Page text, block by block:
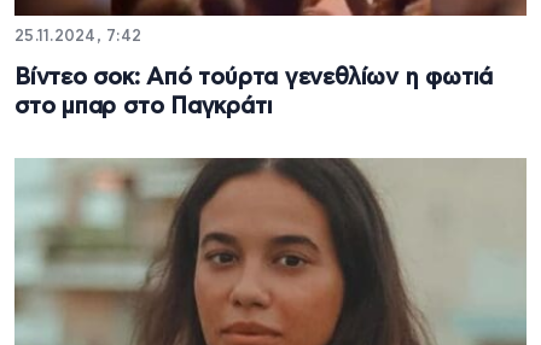
25.11.2024, 7:42
Βίντεο σοκ: Από τούρτα γενεθλίων η φωτιά
στο μπαρ στο Παγκράτι